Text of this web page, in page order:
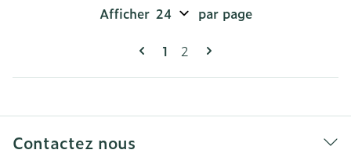
Pages
Vous lisez actuellement la
1 Page
2
Afficher par page
Contactez nous